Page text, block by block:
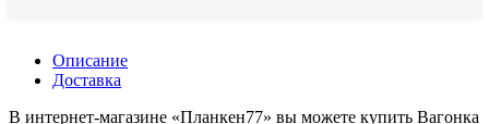
Описание
Доставка
В интернет-магазине «Планкен77» вы можете купить Вагонка